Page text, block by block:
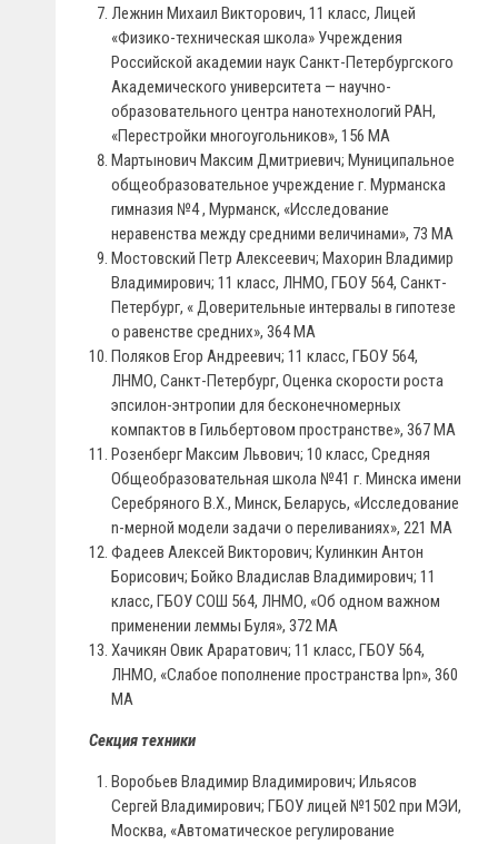
Лежнин Михаил Викторович, 11 класс, Лицей
«Физико-техническая школа» Учреждения
Российской академии наук Санкт-Петербургского
Академического университета — научно-
образовательного центра нанотехнологий РАН,
«Перестройки многоугольников», 156 МА
Мартынович Максим Дмитриевич; Муниципальное
общеобразовательное учреждение г. Мурманска
гимназия №4 , Мурманск, «Исследование
неравенства между средними величинами», 73 МА
Мостовский Петр Алексеевич; Махорин Владимир
Владимирович; 11 класс, ЛНМО, ГБОУ 564, Санкт-
Петербург, « Доверительные интервалы в гипотезе
о равенстве средних», 364 МА
Поляков Егор Андреевич; 11 класс, ГБОУ 564,
ЛНМО, Санкт-Петербург, Оценка скорости роста
эпсилон-энтропии для бесконечномерных
компактов в Гильбертовом пространстве», 367 МА
Розенберг Максим Львович; 10 класс, Средняя
Общеобразовательная школа №41 г. Минска имени
Серебряного В.Х., Минск, Беларусь, «Исследование
n-мерной модели задачи о переливаниях», 221 МА
Фадеев Алексей Викторович; Кулинкин Антон
Борисович; Бойко Владислав Владимирович; 11
класс, ГБОУ СОШ 564, ЛНМО, «Об одном важном
применении леммы Буля», 372 МА
Хачикян Овик Араратович; 11 класс, ГБОУ 564,
ЛНМО, «Слабое пополнение пространства lpn», 360
МА
Секция техники
Воробьев Владимир Владимирович; Ильясов
Сергей Владимирович; ГБОУ лицей №1502 при МЭИ,
Москва, «Автоматическое регулирование